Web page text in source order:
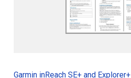
Garmin inReach SE+ and Explorer+